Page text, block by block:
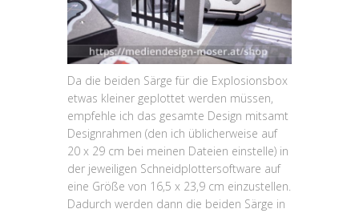
Da die beiden Särge für die Explosionsbox
etwas kleiner geplottet werden müssen,
empfehle ich das gesamte Design mitsamt
Designrahmen (den ich üblicherweise auf
20 x 29 cm bei meinen Dateien einstelle) in
der jeweiligen Schneidplottersoftware auf
eine Größe von 16,5 x 23,9 cm einzustellen.
Dadurch werden dann die beiden Särge in